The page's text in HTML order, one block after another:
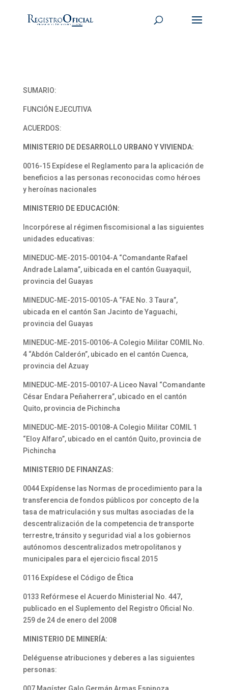
SUMARIO:
FUNCIÓN EJECUTIVA
ACUERDOS:
MINISTERIO DE DESARROLLO URBANO Y VIVIENDA:
0016-15 Expídese el Reglamento para la aplicación de
beneficios a las personas reconocidas como héroes
y heroínas nacionales
MINISTERIO DE EDUCACIÓN:
Incorpórese al régimen fiscomisional a las siguientes
unidades educativas:
MINEDUC-ME-2015-00104-A “Comandante Rafael
Andrade Lalama”, uibicada en el cantón Guayaquil,
provincia del Guayas
MINEDUC-ME-2015-00105-A “FAE No. 3 Taura”,
ubicada en el cantón San Jacinto de Yaguachi,
provincia del Guayas
MINEDUC-ME-2015-00106-A Colegio Militar COMIL No.
4 “Abdón Calderón”, ubicado en el cantón Cuenca,
provincia del Azuay
MINEDUC-ME-2015-00107-A Liceo Naval “Comandante
César Endara Peñaherrera”, ubicado en el cantón
Quito, provincia de Pichincha
MINEDUC-ME-2015-00108-A Colegio Militar COMIL 1
“Eloy Alfaro”, ubicado en el cantón Quito, provincia de
Pichincha
MINISTERIO DE FINANZAS:
0044 Expídense las Normas de procedimiento para la
transferencia de fondos públicos por concepto de la
tasa de matriculación y sus multas asociadas de la
descentralización de la competencia de transporte
terrestre, tránsito y seguridad vial a los gobiernos
autónomos descentralizados metropolitanos y
municipales para el ejercicio fiscal 2015
0116 Expídese el Código de Ética
0133 Refórmese el Acuerdo Ministerial No. 447,
publicado en el Suplemento del Registro Oficial No.
259 de 24 de enero del 2008
MINISTERIO DE MINERÍA:
Deléguense atribuciones y deberes a las siguientes
personas: